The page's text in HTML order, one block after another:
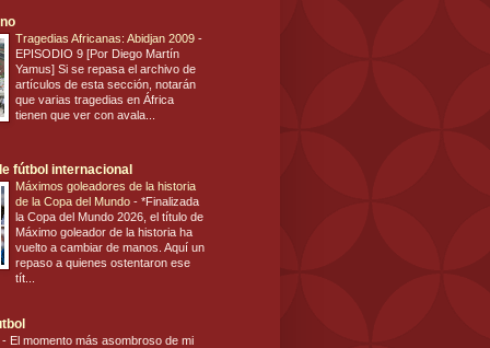
Tragedias Africanas: Abidjan 2009 -
EPISODIO 9 [Por Diego Martín
Yamus] Si se repasa el archivo de
artículos de esta sección, notarán
que varias tragedias en África
tienen que ver con avala...
fútbol internacional
Máximos goleadores de la historia
de la Copa del Mundo - *Finalizada
la Copa del Mundo 2026, el título de
Máximo goleador de la historia ha
vuelto a cambiar de manos. Aquí un
repaso a quienes ostentaron ese
tít...
- El momento más asombroso de mi